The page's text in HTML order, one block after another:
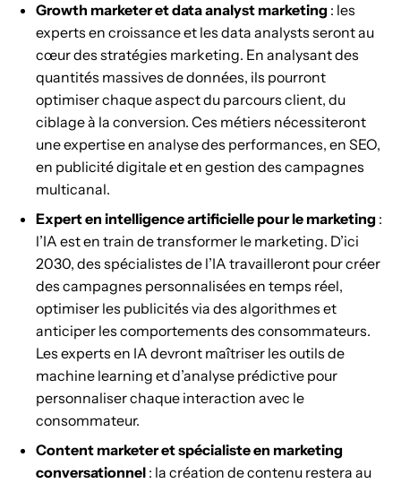
Growth marketer et data analyst marketing : les
experts en croissance et les data analysts seront au
cœur des stratégies marketing. En analysant des
quantités massives de données, ils pourront
optimiser chaque aspect du parcours client, du
ciblage à la conversion. Ces métiers nécessiteront
une expertise en analyse des performances, en SEO,
en publicité digitale et en gestion des campagnes
multicanal.
Expert en intelligence artificielle pour le marketing :
l’IA est en train de transformer le marketing. D’ici
2030, des spécialistes de l’IA travailleront pour créer
des campagnes personnalisées en temps réel,
optimiser les publicités via des algorithmes et
anticiper les comportements des consommateurs.
Les experts en IA devront maîtriser les outils de
machine learning et d’analyse prédictive pour
personnaliser chaque interaction avec le
consommateur.
Content marketer et spécialiste en marketing
conversationnel : la création de contenu restera au